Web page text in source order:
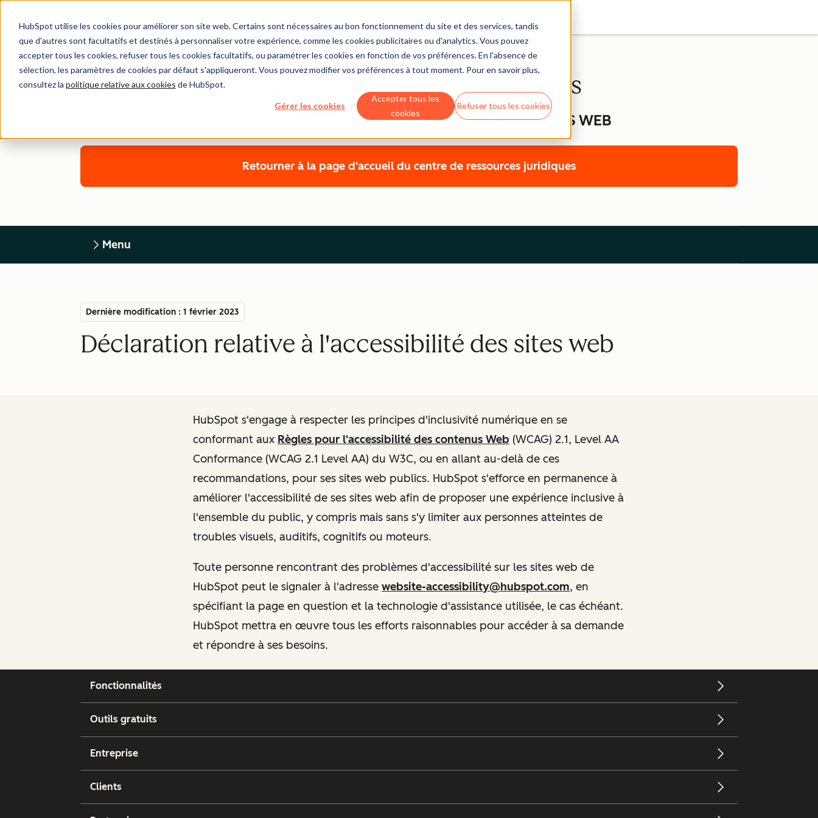
HubSpot utilise les cookies pour améliorer son site web. Certains sont nécessaires au bon fonctionnement du site et des services, tandis
que d'autres sont facultatifs et destinés à personnaliser votre expérience, comme les cookies publicitaires ou d'analytics. Vous pouvez
accepter tous les cookies, refuser tous les cookies facultatifs, ou paramétrer les cookies en fonction de vos préférences. En l'absence de
sélection, les paramètres de cookies par défaut s'appliqueront. Vous pouvez modifier vos préférences à tout moment. Pour en savoir plus,
consultez la politique relative aux cookies de HubSpot.
Gérer les cookies
Accepter tous les
cookies
Refuser tous les cookies
Centre de ressources juridiques
DÉCLARATION RELATIVE À L'ACCESSIBILITÉ DES SITES WEB
Retourner à la page d'accueil du centre de ressources juridiques
Menu
Dernière modification : 1 février 2023
Déclaration relative à l'accessibilité des sites web
HubSpot s'engage à respecter les principes d'inclusivité numérique en se
conformant aux Règles pour l'accessibilité des contenus Web (WCAG) 2.1, Level AA
Conformance (WCAG 2.1 Level AA) du W3C, ou en allant au-delà de ces
recommandations, pour ses sites web publics. HubSpot s'efforce en permanence à
améliorer l'accessibilité de ses sites web afin de proposer une expérience inclusive à
l'ensemble du public, y compris mais sans s'y limiter aux personnes atteintes de
troubles visuels, auditifs, cognitifs ou moteurs.
Toute personne rencontrant des problèmes d'accessibilité sur les sites web de
HubSpot peut le signaler à l'adresse website-accessibility@hubspot.com, en
spécifiant la page en question et la technologie d'assistance utilisée, le cas échéant.
HubSpot mettra en œuvre tous les efforts raisonnables pour accéder à sa demande
et répondre à ses besoins.
Fonctionnalités
Outils gratuits
Entreprise
Clients